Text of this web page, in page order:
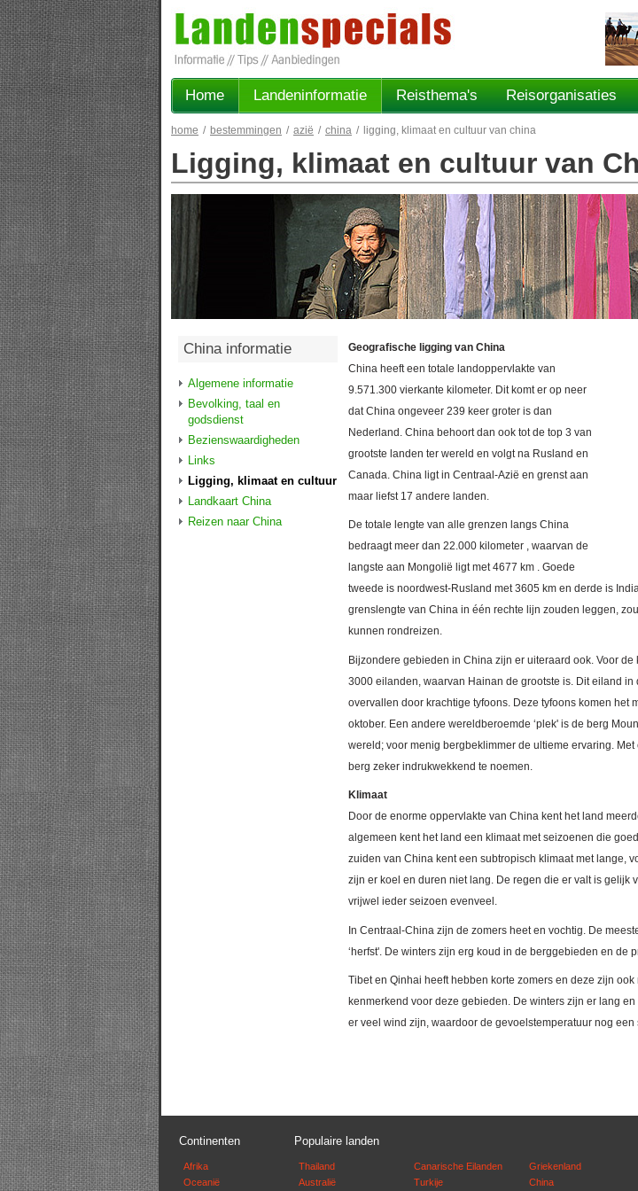
Home Landeninformatie Reisthema's Reisorganisaties
home / bestemmingen / azië / china / ligging, klimaat en cultuur van china
Ligging, klimaat en cultuur van
Geografische ligging van China
China heeft een totale landoppervlakte van
9.571.300 vierkante kilometer. Dit komt er op neer
dat China ongeveer 239 keer groter is dan
Nederland. China behoort dan ook tot de top 3 van
grootste landen ter wereld en volgt na Rusland en
Canada. China ligt in Centraal-Azië en grenst aan
maar liefst 17 andere landen.
De totale lengte van alle grenzen langs China
bedraagt meer dan 22.000 kilometer , waarvan de
langste aan Mongolië ligt met 4677 km . Goede
tweede is noordwest-Rusland met 3605 km en derde is
grenslengte van China in één rechte lijn zouden leggen,
kunnen rondreizen.
Bijzondere gebieden in China zijn er uiteraard ook. Voor
3000 eilanden, waarvan Hainan de grootste is. Dit eiland in
overvallen door krachtige tyfoons. Deze tyfoons komen het
oktober. Een andere wereldberoemde ‘plek' is de berg
wereld; voor menig bergbeklimmer de ultieme ervaring.
berg zeker indrukwekkend te noemen.
Klimaat
Door de enorme oppervlakte van China kent het land
algemeen kent het land een klimaat met seizoenen die
zuiden van China kent een subtropisch klimaat met lange,
zijn er koel en duren niet lang. De regen die er valt is gelijk
vrijwel ieder seizoen evenveel.
In Centraal-China zijn de zomers heet en vochtig. De
‘herfst'. De winters zijn erg koud in de berggebieden en de
Tibet en Qinhai heeft hebben korte zomers en deze zijn
kenmerkend voor deze gebieden. De winters zijn er lang
er veel wind zijn, waardoor de gevoelstemperatuur nog een
China informatie
Algemene informatie
Bevolking, taal en
godsdienst
Bezienswaardigheden
Links
Ligging, klimaat en cultuur
Landkaart China
Reizen naar China
Continenten
Afrika
Oceanië
Populaire landen
Thailand
Australië
Canarische Eilanden
Turkije
Griekenland
China